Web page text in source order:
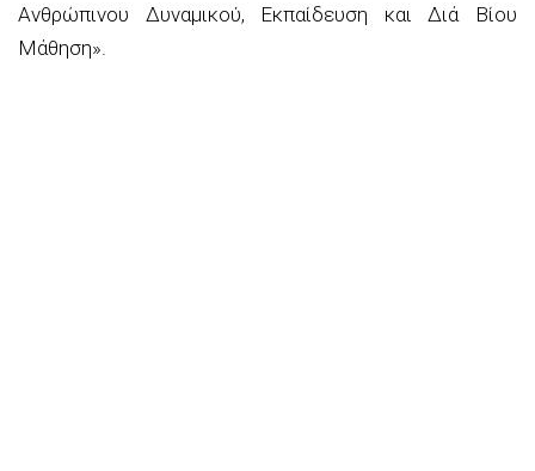
Ανθρώπινου Δυναμικού, Εκπαίδευση και Διά Βίου
Μάθηση».